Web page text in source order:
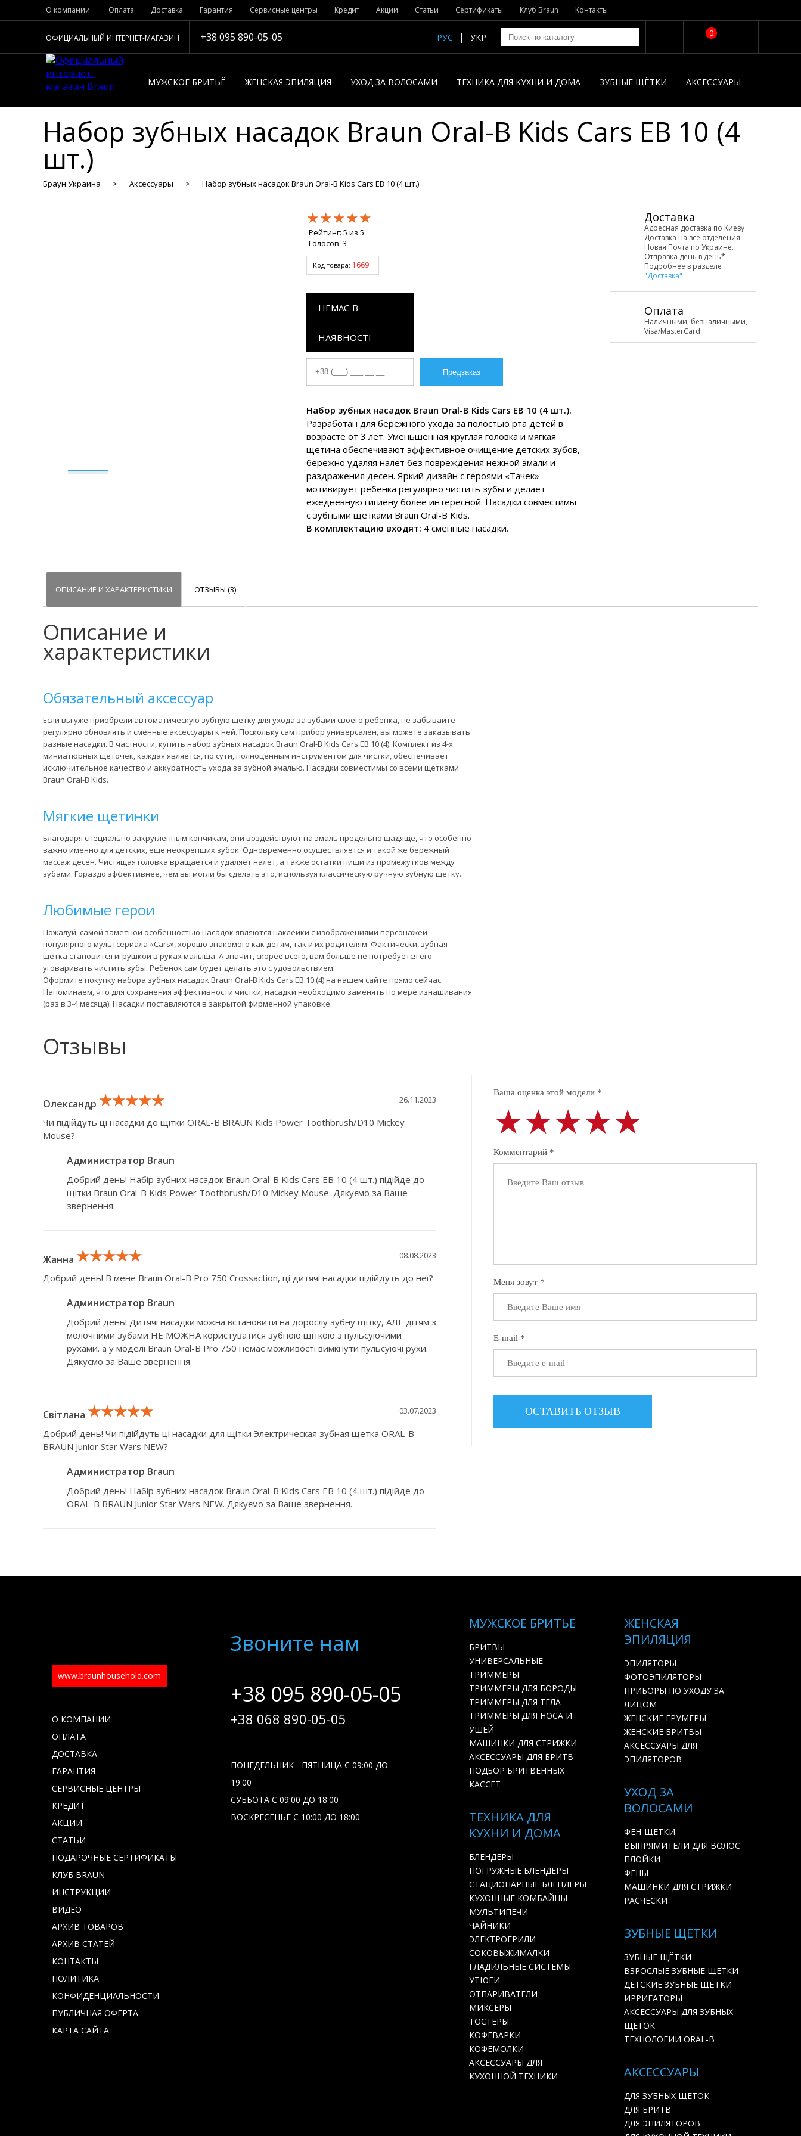
О компании Оплата Доставка Гарантия Сервисные центры Кредит Акции Статьи Сертификаты Клуб Braun Контакты
ОФИЦИАЛЬНЫЙ ИНТЕРНЕТ-МАГАЗИН +38 095 890-05-05 0
РУС УКР
МУЖСКОЕ БРИТЬЁ ЖЕНСКАЯ ЭПИЛЯЦИЯ УХОД ЗА ВОЛОСАМИ ТЕХНИКА ДЛЯ КУХНИ И ДОМА ЗУБНЫЕ ЩЁТКИ АКСЕССУАРЫ
Набор зубных насадок Braun Oral-B Kids Cars EB 10 (4
шт.)
Браун Украина Аксессуары Набор зубных насадок Braun Oral-B Kids Cars EB 10 (4 шт.)
★★★★★
★★★★★
★★★★★
Рейтинг: 5 из 5
Голосов: 3
Код товара: 1669
НЕМАЄ В
НАЯВНОСТІ
Набор зубных насадок Braun Oral-B Kids Cars EB 10 (4 шт.).
Разработан для бережного ухода за полостью рта детей в
возрасте от 3 лет. Уменьшенная круглая головка и мягкая
щетина обеспечивают эффективное очищение детских зубов,
бережно удаляя налет без повреждения нежной эмали и
раздражения десен. Яркий дизайн с героями «Тачек»
мотивирует ребенка регулярно чистить зубы и делает
ежедневную гигиену более интересной. Насадки совместимы
с зубными щетками Braun Oral-B Kids.
В комплектацию входят: 4 сменные насадки.
Доставка
Адресная доставка по Киеву
Доставка на все отделения
Новая Почта по Украине.
Отправка день в день*
Подробнее в разделе
"Доставка"
Оплата
Наличными, безналичными,
Visa/MasterCard
ОПИСАНИЕ И ХАРАКТЕРИСТИКИ ОТЗЫВЫ (3)
Описание и
характеристики
Обязательный аксессуар
Если вы уже приобрели автоматическую зубную щетку для ухода за зубами своего ребенка, не забывайте
регулярно обновлять и сменные аксессуары к ней. Поскольку сам прибор универсален, вы можете заказывать
разные насадки. В частности, купить набор зубных насадок Braun Oral-B Kids Cars EB 10 (4). Комплект из 4-х
миниатюрных щеточек, каждая является, по сути, полноценным инструментом для чистки, обеспечивает
исключительное качество и аккуратность ухода за зубной эмалью. Насадки совместимы со всеми щетками
Braun Oral-B Kids.
Мягкие щетинки
Благодаря специально закругленным кончикам, они воздействуют на эмаль предельно щадяще, что особенно
важно именно для детских, еще неокрепших зубок. Одновременно осуществляется и такой же бережный
массаж десен. Чистящая головка вращается и удаляет налет, а также остатки пищи из промежутков между
зубами. Гораздо эффективнее, чем вы могли бы сделать это, используя классическую ручную зубную щетку.
Любимые герои
Пожалуй, самой заметной особенностью насадок являются наклейки с изображениями персонажей
популярного мультсериала «Cars», хорошо знакомого как детям, так и их родителям. Фактически, зубная
щетка становится игрушкой в руках малыша. А значит, скорее всего, вам больше не потребуется его
уговаривать чистить зубы. Ребенок сам будет делать это с удовольствием.
Оформите покупку набора зубных насадок Braun Oral-B Kids Cars EB 10 (4) на нашем сайте прямо сейчас.
Напоминаем, что для сохранения эффективности чистки, насадки необходимо заменять по мере изнашивания
(раз в 3-4 месяца). Насадки поставляются в закрытой фирменной упаковке.
Отзывы
Олександр ★★★★★
★★★★★
★★★★★ 26.11.2023
Чи підійдуть ці насадки до щітки ORAL-B BRAUN Kids Power Toothbrush/D10 Mickey
Mouse?
Администратор Braun
Добрий день! Набір зубних насадок Braun Oral-B Kids Cars EB 10 (4 шт.) підійде до
щітки Braun Oral-B Kids Power Toothbrush/D10 Mickey Mouse. Дякуємо за Ваше
звернення.
Жанна ★★★★★
★★★★★
★★★★★ 08.08.2023
Добрий день! В мене Braun Oral-B Pro 750 Crossaction, цi дитячi насадки пiдiйдуть до неï?
Администратор Braun
Добрий день! Дитячі насадки можна встановити на дорослу зубну щітку, АЛЕ дітям з
молочними зубами НЕ МОЖНА користуватися зубною щіткою з пульсуючими
рухами. а у моделі Braun Oral-B Pro 750 немає можливості вимкнути пульсуючі рухи.
Дякуємо за Ваше звернення.
Світлана ★★★★★
★★★★★
★★★★★ 03.07.2023
Добрий день! Чи підійдуть ці насадки для щітки Электрическая зубная щетка ORAL-B
BRAUN Junior Star Wars NEW?
Администратор Braun
Добрий день! Набір зубних насадок Braun Oral-B Kids Cars EB 10 (4 шт.) підійде до
ORAL-B BRAUN Junior Star Wars NEW. Дякуємо за Ваше звернення.
Ваша оценка этой модели *
★★★★★
★★★★★
★★★★★
Комментарий *
Меня зовут *
E-mail *
www.braunhousehold.com
О КОМПАНИИ
ОПЛАТА
ДОСТАВКА
ГАРАНТИЯ
СЕРВИСНЫЕ ЦЕНТРЫ
КРЕДИТ
АКЦИИ
СТАТЬИ
ПОДАРОЧНЫЕ СЕРТИФИКАТЫ
КЛУБ BRAUN
ИНСТРУКЦИИ
ВИДЕО
АРХИВ ТОВАРОВ
АРХИВ СТАТЕЙ
КОНТАКТЫ
ПОЛИТИКА
КОНФИДЕНЦИАЛЬНОСТИ
ПУБЛИЧНАЯ ОФЕРТА
КАРТА САЙТА
Звоните нам
+38 095 890-05-05
+38 068 890-05-05
ПОНЕДЕЛЬНИК - ПЯТНИЦА С 09:00 ДО
19:00
СУББОТА С 09:00 ДО 18:00
ВОСКРЕСЕНЬЕ С 10:00 ДО 18:00
МУЖСКОЕ БРИТЬЁ
БРИТВЫ
УНИВЕРСАЛЬНЫЕ
ТРИММЕРЫ
ТРИММЕРЫ ДЛЯ БОРОДЫ
ТРИММЕРЫ ДЛЯ ТЕЛА
ТРИММЕРЫ ДЛЯ НОСА И
УШЕЙ
МАШИНКИ ДЛЯ СТРИЖКИ
АКСЕССУАРЫ ДЛЯ БРИТВ
ПОДБОР БРИТВЕННЫХ
КАССЕТ
ЖЕНСКАЯ
ЭПИЛЯЦИЯ
ЭПИЛЯТОРЫ
ФОТОЭПИЛЯТОРЫ
ПРИБОРЫ ПО УХОДУ ЗА
ЛИЦОМ
ЖЕНСКИЕ ГРУМЕРЫ
ЖЕНСКИЕ БРИТВЫ
АКСЕССУАРЫ ДЛЯ
ЭПИЛЯТОРОВ
УХОД ЗА
ВОЛОСАМИ
ФЕН-ЩЕТКИ
ВЫПРЯМИТЕЛИ ДЛЯ ВОЛОС
ПЛОЙКИ
ФЕНЫ
МАШИНКИ ДЛЯ СТРИЖКИ
РАСЧЕСКИ
ТЕХНИКА ДЛЯ
КУХНИ И ДОМА
БЛЕНДЕРЫ
ПОГРУЖНЫЕ БЛЕНДЕРЫ
СТАЦИОНАРНЫЕ БЛЕНДЕРЫ
КУХОННЫЕ КОМБАЙНЫ
МУЛЬТИПЕЧИ
ЧАЙНИКИ
ЭЛЕКТРОГРИЛИ
СОКОВЫЖИМАЛКИ
ГЛАДИЛЬНЫЕ СИСТЕМЫ
УТЮГИ
ОТПАРИВАТЕЛИ
МИКСЕРЫ
ТОСТЕРЫ
КОФЕВАРКИ
КОФЕМОЛКИ
АКСЕССУАРЫ ДЛЯ
КУХОННОЙ ТЕХНИКИ
ЗУБНЫЕ ЩЁТКИ
ЗУБНЫЕ ЩЁТКИ
ВЗРОСЛЫЕ ЗУБНЫЕ ЩЕТКИ
ДЕТСКИЕ ЗУБНЫЕ ЩЁТКИ
ИРРИГАТОРЫ
АКСЕССУАРЫ ДЛЯ ЗУБНЫХ
ЩЕТОК
ТЕХНОЛОГИИ ORAL-B
АКСЕССУАРЫ
ДЛЯ ЗУБНЫХ ЩЕТОК
ДЛЯ БРИТВ
ДЛЯ ЭПИЛЯТОРОВ